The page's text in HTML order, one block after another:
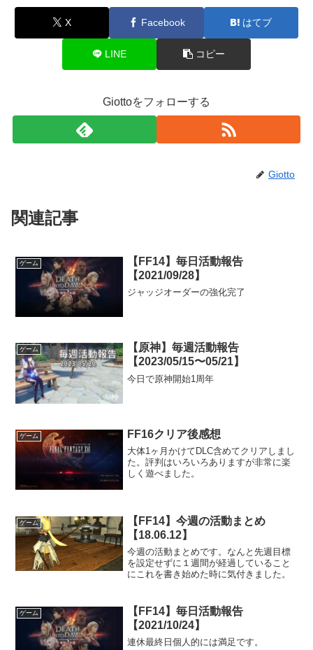
X Facebook はてブ
LINE コピー
Giottoをフォローする
Giotto
関連記事
ゲーム
【FF14】毎日活動報告
【2021/09/28】
ジャッジオーダーの強化完了
ゲーム
【原神】毎週活動報告
【2023/05/15〜05/21】
今日で原神開始1周年
ゲーム FF16クリア後感想
大体1ヶ月かけてDLC含めてクリアしまし
た。評判はいろいろありますが非常に楽
しく遊べました。
ゲーム
【FF14】今週の活動まとめ
【18.06.12】
今週の活動まとめです。なんと先週目標
を設定せずに１週間が経過していること
にこれを書き始めた時に気付きました。
ゲーム
【FF14】毎日活動報告
【2021/10/24】
連休最終日個人的には満足です。